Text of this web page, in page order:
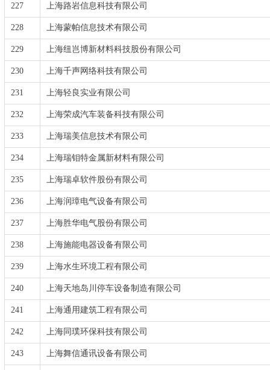
227 上海路岩信息科技有限公司
228 上海蒙帕信息技术有限公司
229 上海纽岂博新材料科技股份有限公司
230 上海千声网络科技有限公司
231 上海轻良实业有限公司
232 上海荣成汽车装备科技有限公司
233 上海瑞美信息技术有限公司
234 上海瑞钼特金属新材料有限公司
235 上海瑞卓软件股份有限公司
236 上海润璋电气设备有限公司
237 上海胜华电气股份有限公司
238 上海施能电器设备有限公司
239 上海水生环境工程有限公司
240 上海天地岛川停车设备制造有限公司
241 上海通用建筑工程有限公司
242 上海同璞环保科技有限公司
243 上海舞信通讯设备有限公司